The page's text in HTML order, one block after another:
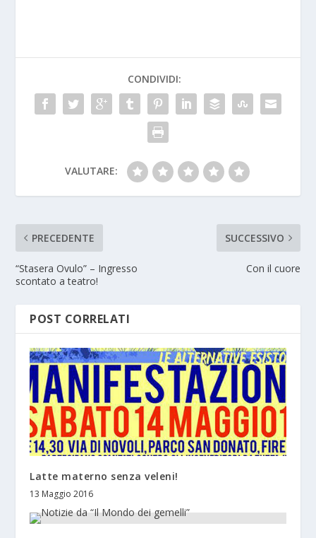
CONDIVIDI:
VALUTARE:
PRECEDENTE
“Stasera Ovulo” – Ingresso
scontato a teatro!
SUCCESSIVO
Con il cuore
POST CORRELATI
Latte materno senza veleni!
13 Maggio 2016